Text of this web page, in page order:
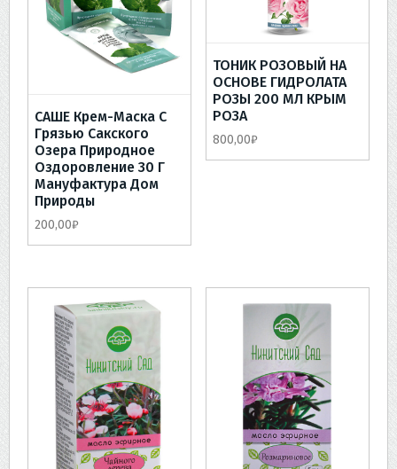
САШЕ Крем-Маска С
Грязью Сакского
Озера Природное
Оздоровление 30 Г
Мануфактура Дом
Природы
200,00₽
ТОНИК РОЗОВЫЙ НА
ОСНОВЕ ГИДРОЛАТА
РОЗЫ 200 МЛ КРЫМ
РОЗА
800,00₽